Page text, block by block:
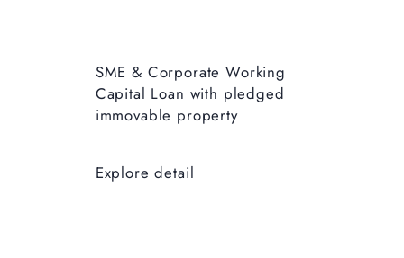
SME & Corporate ​Working
Capital Loan with pledged
immovable property
Explore detail